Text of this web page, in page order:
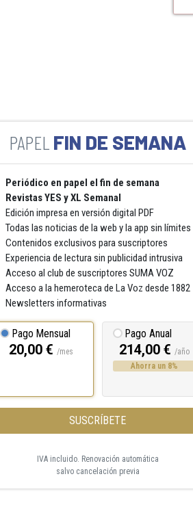
FIN DE SEMANA
Periódico en papel el fin de semana
Revistas YES y XL Semanal
Edición impresa en versión digital PDF
Todas las noticias de la web y la app sin límites
Contenidos exclusivos para suscriptores
Experiencia de lectura sin publicidad intrusiva
Acceso al club de suscriptores SUMA VOZ
Acceso a la hemeroteca de La Voz desde 1882
Newsletters informativas
Pago Mensual
20,00 €/mes
Pago Anual
214,00 €/año
Ahorra un 8%
SUSCRÍBETE
IVA incluido. Renovación automática
salvo cancelación previa